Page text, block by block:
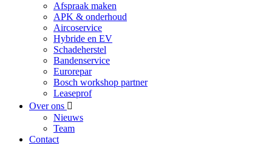
Afspraak maken
APK & onderhoud
Aircoservice
Hybride en EV
Schadeherstel
Bandenservice
Eurorepar
Bosch workshop partner
Leaseprof
Over ons
Nieuws
Team
Contact